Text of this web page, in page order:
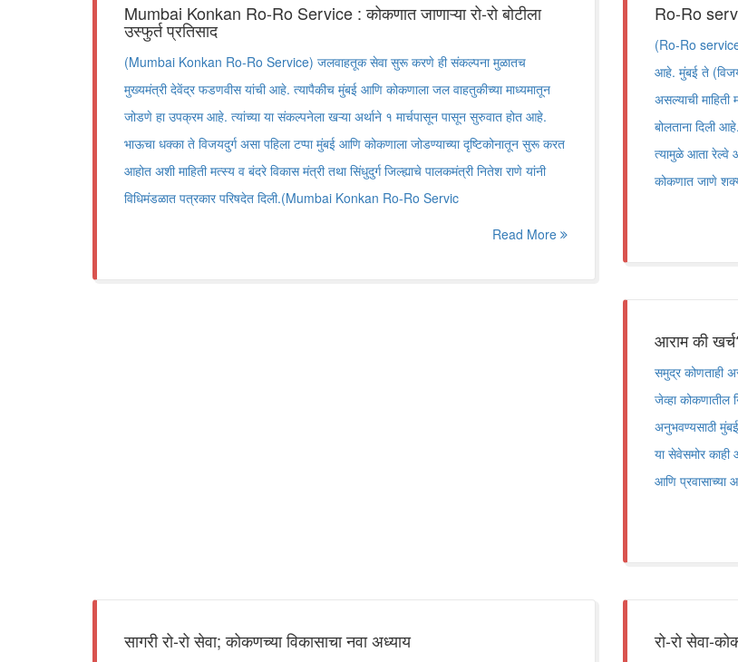
Mumbai Konkan Ro-Ro Service : कोकणात जाणाऱ्या रो-रो बोटीला
उस्फुर्त प्रतिसाद
(Mumbai Konkan Ro-Ro Service) जलवाहतूक सेवा सुरू करणे ही संकल्पना मुळातच
मुख्यमंत्री देवेंद्र फडणवीस यांची आहे. त्यापैकीच मुंबई आणि कोकणाला जल वाहतुकीच्या माध्यमातून
जोडणे हा उपक्रम आहे. त्यांच्या या संकल्पनेला खऱ्या अर्थाने १ मार्चपासून पासून सुरुवात होत आहे.
भाऊचा धक्का ते विजयदुर्ग असा पहिला टप्पा मुंबई आणि कोकणाला जोडण्याच्या दृष्टिकोनातून सुरू करत
आहोत अशी माहिती मत्स्य व बंदरे विकास मंत्री तथा सिंधुदुर्ग जिल्ह्याचे पालकमंत्री नितेश राणे यांनी
विधिमंडळात पत्रकार परिषदेत दिली.(Mumbai Konkan Ro-Ro Servic
Read More
Ro-Ro
(Ro-Ro service)
आहे. मुंबई ते
असल्याची
बोलताना दिली
त्यामुळे आता रेल्वे
कोकणात जाणे
आराम की
समुद्र कोणताही
जेव्हा कोकणातील
अनुभवण्यसाठी
या सेवेसमोर
आणि प्रवासाच्या
सागरी रो-रो सेवा; कोकणच्या विकासाचा नवा अध्याय रो-रो सेवा-